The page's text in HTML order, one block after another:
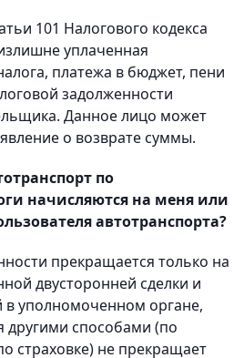
101 Налогового кодекса
уплаченная
платежа в бюджет, пени
задолженности
Данное лицо может
о возврате суммы.
по
начисляются на меня или
автотранспорта?
прекращается только на
двусторонней сделки и
в уполномоченном органе,
другими способами (по
страховке) не прекращает